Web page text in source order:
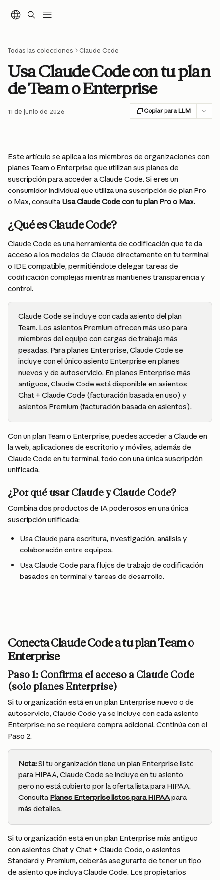
Todas las colecciones Claude Code
Usa Claude Code con tu plan
de Team o Enterprise
11 de junio de 2026 Copiar para LLM
Este artículo se aplica a los miembros de organizaciones con
planes Team o Enterprise que utilizan sus planes de
suscripción para acceder a Claude Code. Si eres un
consumidor individual que utiliza una suscripción de plan Pro
o Max, consulta Usa Claude Code con tu plan Pro o Max.
¿Qué es Claude Code?
Claude Code es una herramienta de codificación que te da
acceso a los modelos de Claude directamente en tu terminal
o IDE compatible, permitiéndote delegar tareas de
codificación complejas mientras mantienes transparencia y
control.
Claude Code se incluye con cada asiento del plan
Team. Los asientos Premium ofrecen más uso para
miembros del equipo con cargas de trabajo más
pesadas. Para planes Enterprise, Claude Code se
incluye con el único asiento Enterprise en planes
nuevos y de autoservicio. En planes Enterprise más
antiguos, Claude Code está disponible en asientos
Chat + Claude Code (facturación basada en uso) y
asientos Premium (facturación basada en asientos).
Con un plan Team o Enterprise, puedes acceder a Claude en
la web, aplicaciones de escritorio y móviles, además de
Claude Code en tu terminal, todo con una única suscripción
unificada.
¿Por qué usar Claude y Claude Code?
Combina dos productos de IA poderosos en una única
suscripción unificada:
Usa Claude para escritura, investigación, análisis y
colaboración entre equipos.
Usa Claude Code para flujos de trabajo de codificación
basados en terminal y tareas de desarrollo.
Conecta Claude Code a tu plan Team o
Enterprise
Paso 1: Confirma el acceso a Claude Code
(solo planes Enterprise)
Si tu organización está en un plan Enterprise nuevo o de
autoservicio, Claude Code ya se incluye con cada asiento
Enterprise; no se requiere compra adicional. Continúa con el
Paso 2.
Nota: Si tu organización tiene un plan Enterprise listo
para HIPAA, Claude Code se incluye en tu asiento
pero no está cubierto por la oferta lista para HIPAA.
Consulta Planes Enterprise listos para HIPAA para
más detalles.
Si tu organización está en un plan Enterprise más antiguo
con asientos Chat y Chat + Claude Code, o asientos
Standard y Premium, deberás asegurarte de tener un tipo
de asiento que incluya Claude Code. Los propietarios